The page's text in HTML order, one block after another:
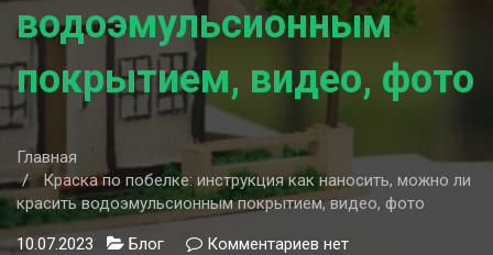
водоэмульсионным
покрытием, видео, фото
Главная
Краска по побелке: инструкция как наносить, можно ли
красить водоэмульсионным покрытием, видео, фото
10.07.2023 Блог Комментариев кнет